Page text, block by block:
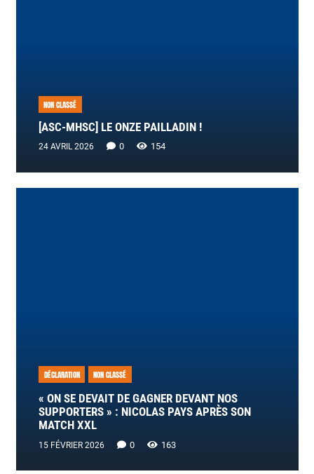
NON CLASSÉ
[ASC-MHSC] LE ONZE PAILLADIN !
24 AVRIL 2026 0 154
DÉCLARATION NON CLASSÉ
« ON SE DEVAIT DE GAGNER DEVANT NOS
SUPPORTERS » : NICOLAS PAYS APRÈS SON
MATCH XXL
15 FÉVRIER 2026 0 163